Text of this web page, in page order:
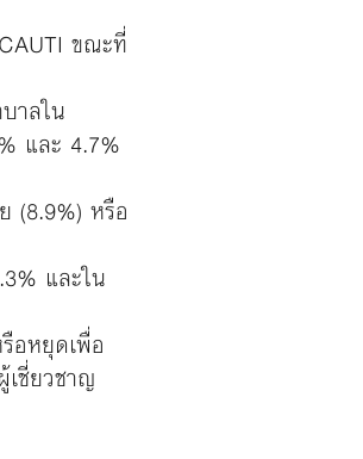
ขณะที่
าลใน
และ 4.7%
(8.9%) หรือ
และใน
อหยุดเพื่อ
ชี่ยวชาญ